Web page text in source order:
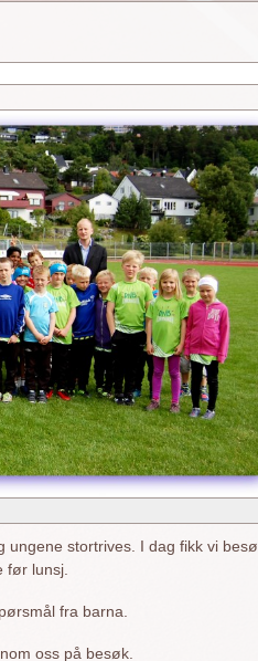
ungene stortrives. I dag fikk vi
før lunsj.
fra barna.
oss på besøk.